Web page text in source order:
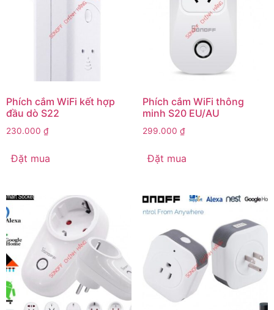
Phích cắm WiFi kết hợp
đầu dò S22
230.000 ₫
Đặt mua
Phích cắm WiFi thông
minh S20 EU/AU
299.000 ₫
Đặt mua